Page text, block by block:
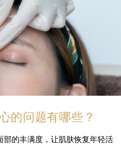
的问题有哪些？
部的丰满度，让肌肤恢复年轻活